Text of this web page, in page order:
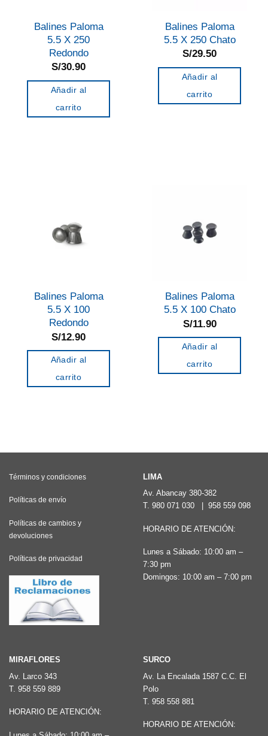
Balines Paloma
5.5 X 250
Redondo
S/30.90
Añadir al
carrito
Balines Paloma
5.5 X 250 Chato
S/29.50
Añadir al
carrito
Balines Paloma
5.5 X 100
Redondo
S/12.90
Añadir al
carrito
Balines Paloma
5.5 X 100 Chato
S/11.90
Añadir al
carrito
Términos y condiciones
Políticas de envío
Políticas de cambios y
devoluciones
Políticas de privacidad
LIMA
Av. Abancay 380-382
T. 980 071 030 958 559 098
HORARIO DE ATENCIÓN:
Lunes a Sábado: 10:00 am –
7:30 pm
Domingos: 10:00 am – 7:00 pm
MIRAFLORES
Av. Larco 343
T. 958 559 889
HORARIO DE ATENCIÓN:
SURCO
Av. La Encalada 1587 C.C. El
Polo
T. 958 558 881
HORARIO DE ATENCIÓN: